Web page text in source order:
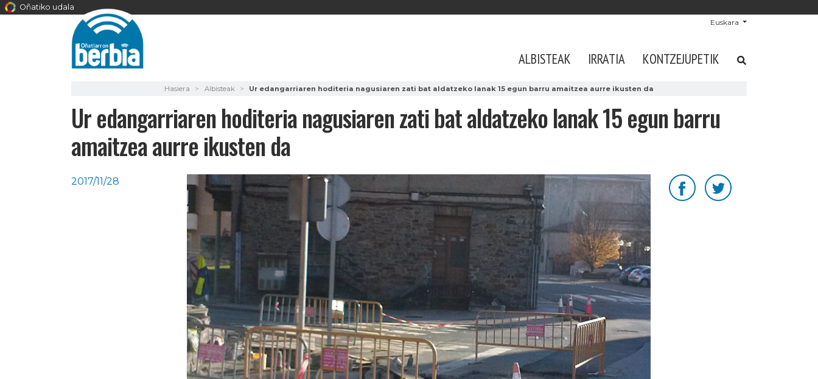
Oñatiko udala
Euskara
ALBISTEAK IRRATIA KONTZEJUPETIK
Hasiera Albisteak Ur edangarriaren hoditeria nagusiaren zati bat aldatzeko lanak 15 egun barru amaitzea aurre ikusten da
Ur edangarriaren hoditeria nagusiaren zati bat aldatzeko lanak 15 egun barru
amaitzea aurre ikusten da
2017/11/28